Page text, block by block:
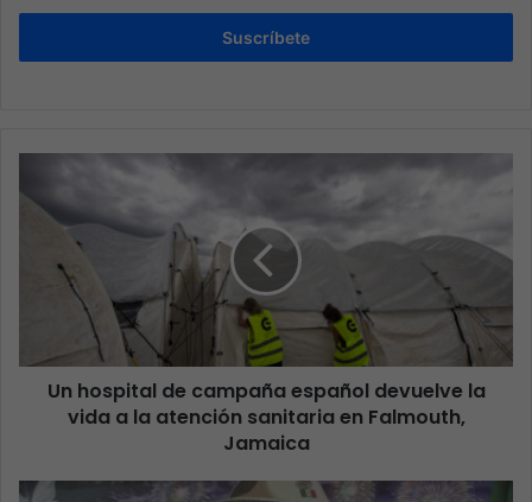
Suscríbete
Un hospital de campaña español devuelve la
vida a la atención sanitaria en Falmouth,
Jamaica